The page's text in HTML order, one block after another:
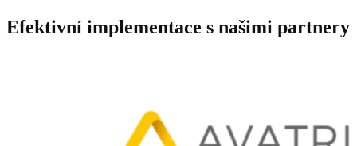
Efektivní implementace s našimi partnery